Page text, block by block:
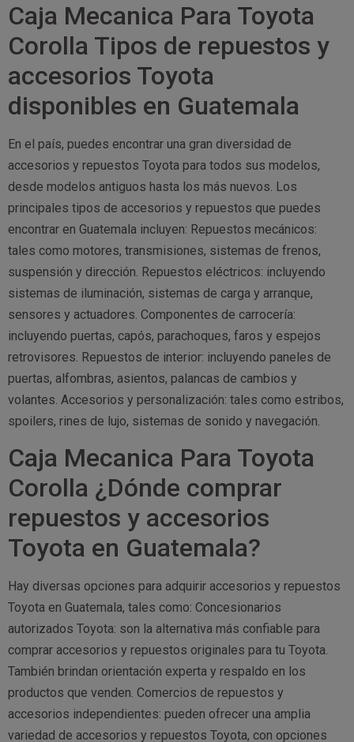
Caja Mecanica Para Toyota
Corolla Tipos de repuestos y
accesorios Toyota
disponibles en Guatemala
En el país, puedes encontrar una gran diversidad de
accesorios y repuestos Toyota para todos sus modelos,
desde modelos antiguos hasta los más nuevos. Los
principales tipos de accesorios y repuestos que puedes
encontrar en Guatemala incluyen: Repuestos mecánicos:
tales como motores, transmisiones, sistemas de frenos,
suspensión y dirección. Repuestos eléctricos: incluyendo
sistemas de iluminación, sistemas de carga y arranque,
sensores y actuadores. Componentes de carrocería:
incluyendo puertas, capós, parachoques, faros y espejos
retrovisores. Repuestos de interior: incluyendo paneles de
puertas, alfombras, asientos, palancas de cambios y
volantes. Accesorios y personalización: tales como estribos,
spoilers, rines de lujo, sistemas de sonido y navegación.
Caja Mecanica Para Toyota
Corolla ¿Dónde comprar
repuestos y accesorios
Toyota en Guatemala?
Hay diversas opciones para adquirir accesorios y repuestos
Toyota en Guatemala, tales como: Concesionarios
autorizados Toyota: son la alternativa más confiable para
comprar accesorios y repuestos originales para tu Toyota.
También brindan orientación experta y respaldo en los
productos que venden. Comercios de repuestos y
accesorios independientes: pueden ofrecer una amplia
variedad de accesorios y repuestos Toyota, con opciones